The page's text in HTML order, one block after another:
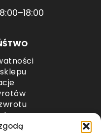
umowy
przesyłki paletowe